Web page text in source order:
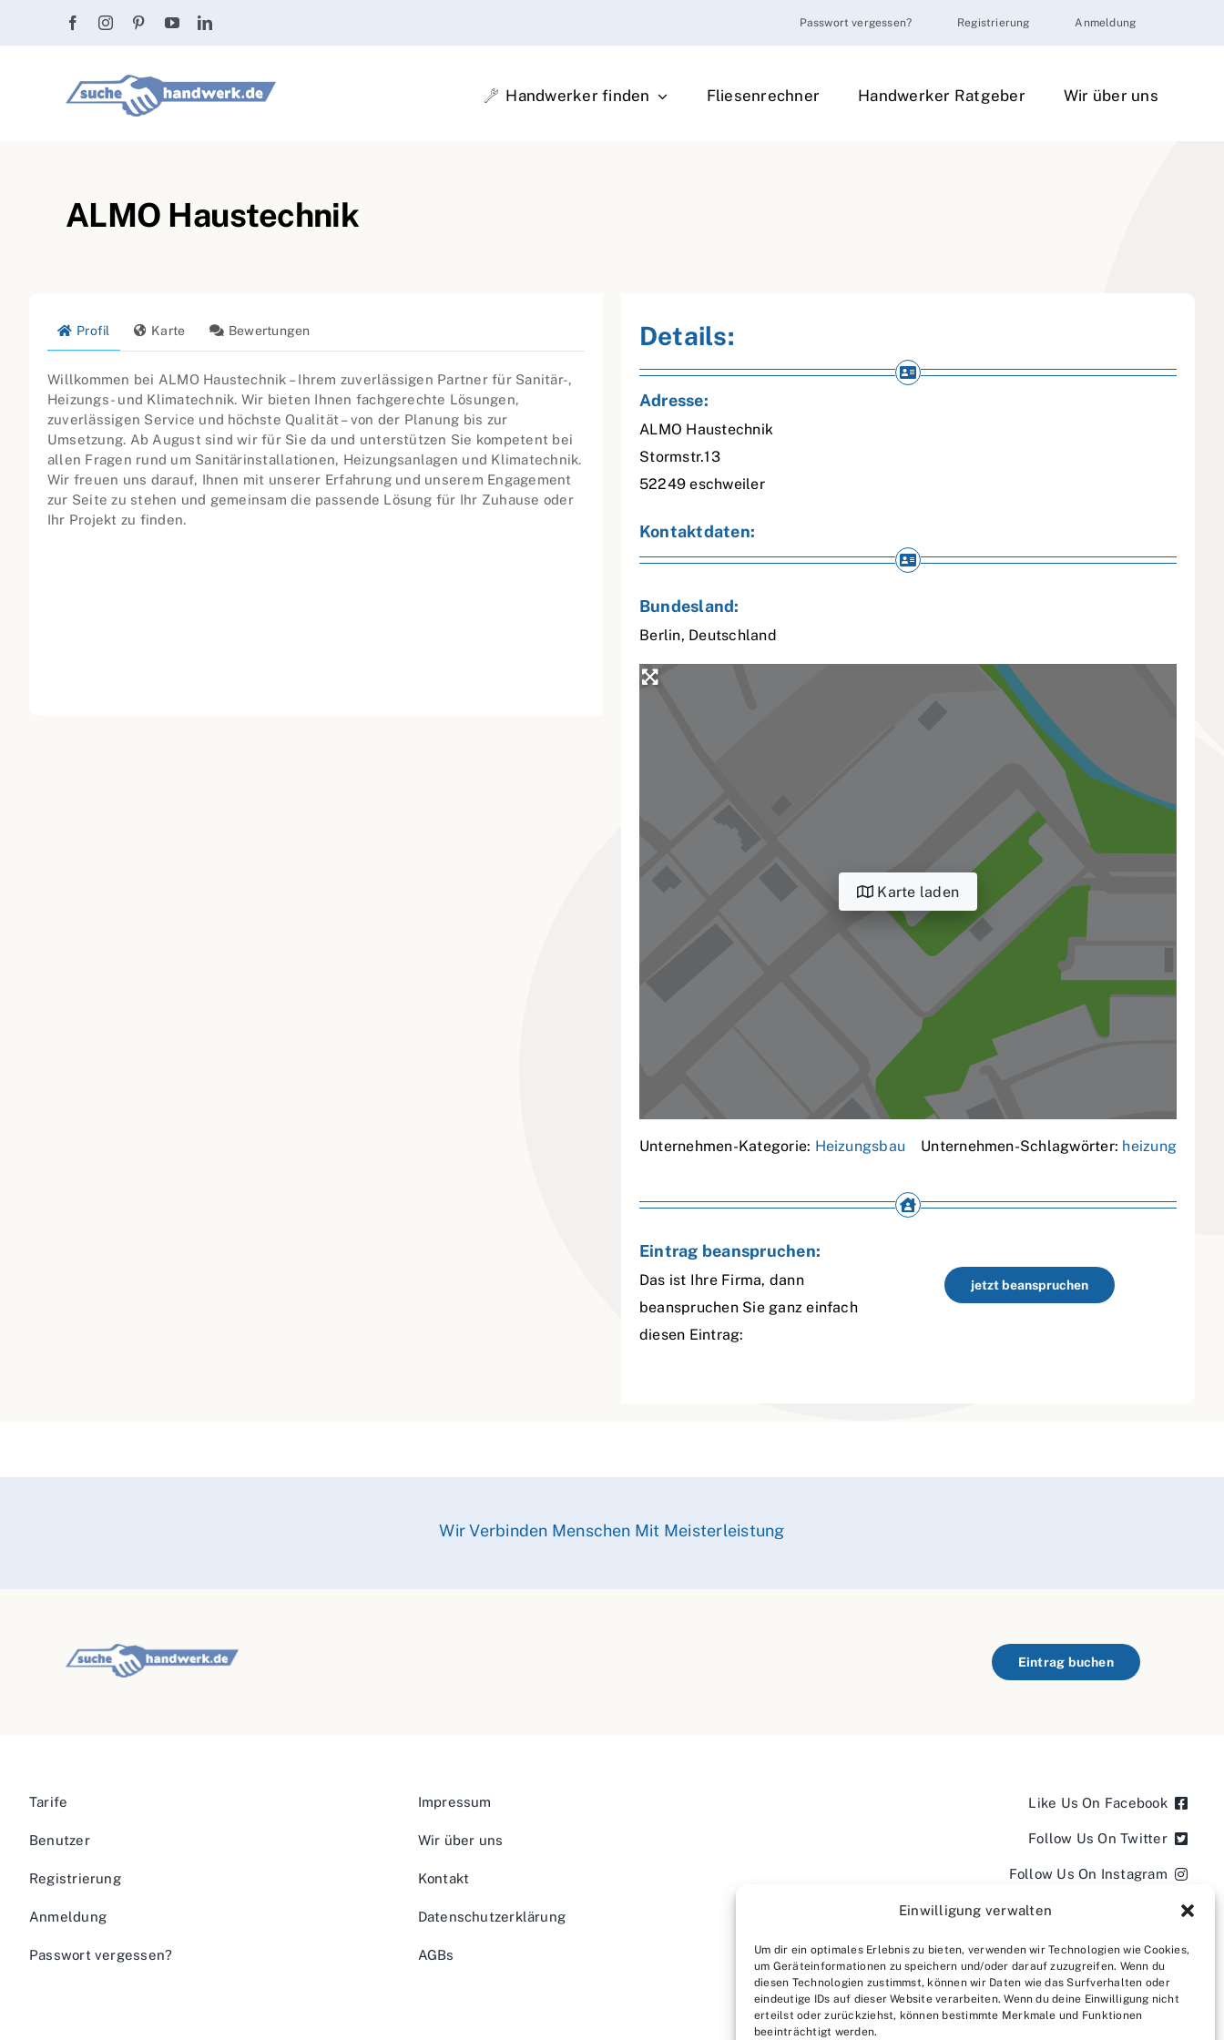
Einwilligung verwalten
Um dir ein optimales Erlebnis zu bieten, verwenden wir Technologien wie Cookies,
um Geräteinformationen zu speichern und/oder darauf zuzugreifen. Wenn du
diesen Technologien zustimmst, können wir Daten wie das Surfverhalten oder
eindeutige IDs auf dieser Website verarbeiten. Wenn du deine Einwilligung nicht
erteilst oder zurückziehst, können bestimmte Merkmale und Funktionen
beeinträchtigt werden.
Passwort vergessen? Registrierung Anmeldung
Handwerker finden Fliesenrechner Handwerker Ratgeber Wir über uns
ALMO Haustechnik
Profil Karte Bewertungen
Willkommen bei ALMO Haustechnik – Ihrem zuverlässigen Partner für Sanitär-,
Heizungs- und Klimatechnik. Wir bieten Ihnen fachgerechte Lösungen,
zuverlässigen Service und höchste Qualität – von der Planung bis zur
Umsetzung. Ab August sind wir für Sie da und unterstützen Sie kompetent bei
allen Fragen rund um Sanitärinstallationen, Heizungsanlagen und Klimatechnik.
Wir freuen uns darauf, Ihnen mit unserer Erfahrung und unserem Engagement
zur Seite zu stehen und gemeinsam die passende Lösung für Ihr Zuhause oder
Ihr Projekt zu finden.
Details:
Adresse:
ALMO Haustechnik
Stormstr.13
52249 eschweiler
Kontaktdaten:
Bundesland:
Berlin, Deutschland
Karte laden
Unternehmen-Kategorie: Heizungsbau Unternehmen-Schlagwörter: heizung
Eintrag beanspruchen:
Das ist Ihre Firma, dann
beanspruchen Sie ganz einfach
diesen Eintrag:
jetzt beanspruchen
Wir Verbinden Menschen Mit Meisterleistung
Eintrag buchen
Tarife
Benutzer
Registrierung
Anmeldung
Passwort vergessen?
Impressum
Wir über uns
Kontakt
Datenschutzerklärung
AGBs
Like Us On Facebook
Follow Us On Twitter
Follow Us On Instagram
Follow Us On LinkedIn
Follow us on YouTube
Follow us on Pinterest